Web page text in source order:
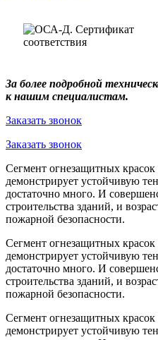
За более подробной
к нашим специалистам.
Заказать звонок
Заказать звонок
Сегмент огнезащитных красок
демонстрирует устойчивую
достаточно много. И
строительства зданий, и
пожарной безопасности.
Сегмент огнезащитных красок
демонстрирует устойчивую
достаточно много. И
строительства зданий, и
пожарной безопасности.
Сегмент огнезащитных красок
демонстрирует устойчивую